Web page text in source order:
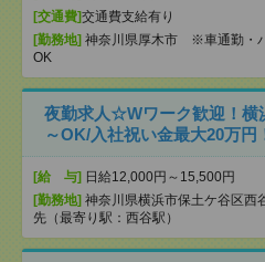
[交通費]交通費支給有り
[勤務地] 神奈川県厚木市 ※車通勤・
OK
夜勤求人☆Wワーク歓迎！横
～OK/入社祝い金最大20万円
[給 与] 日給12,000円～15,500円
[勤務地] 神奈川県横浜市保土ケ谷区西
先（最寄り駅：西谷駅）